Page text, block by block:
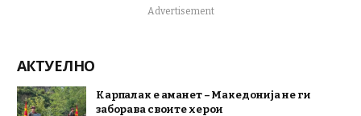
Advertisement
АКТУЕЛНО
Карпалак е аманет – Македонија не ги
заборава своите херои